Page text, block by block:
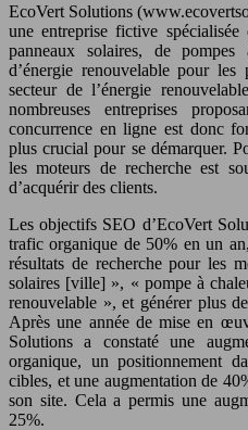
EcoVert Solutions
une entreprise fictive
panneaux solaires, de
d’énergie renouvelable pour
secteur de l’énergie
nombreuses entreprises
concurrence en ligne est donc
plus crucial pour se démarquer.
les moteurs de recherche est
d’acquérir des clients.
Les objectifs SEO d’EcoVert
trafic organique de 50% en un
résultats de recherche pour les
solaires [ville] », « pompe à
renouvelable », et générer plus
Après une année de mise en
Solutions a constaté une
organique, un positionnement
cibles, et une augmentation de
son site. Cela a permis une
25%.